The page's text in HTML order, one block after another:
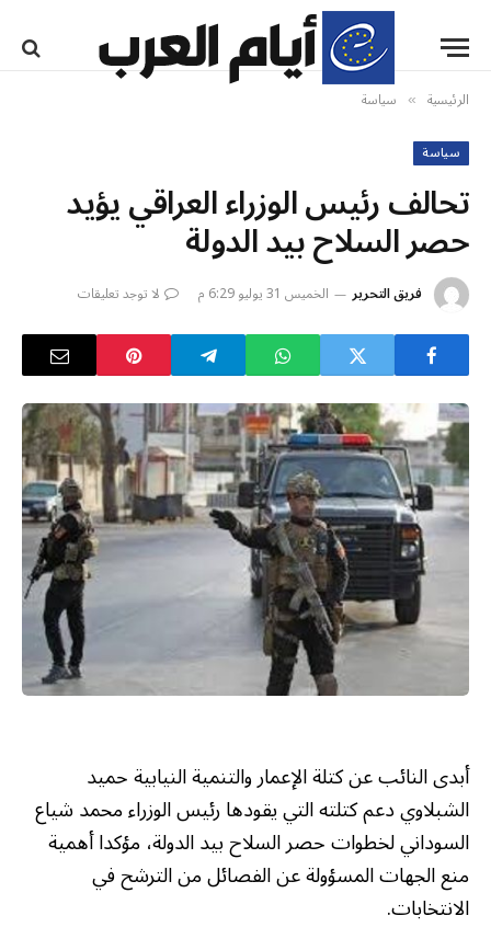
الرئيسية » سياسة
سياسة
تحالف رئيس الوزراء العراقي يؤيد
حصر السلاح بيد الدولة
فريق التحرير الخميس 31 يوليو 6:29 م لا توجد تعليقات
أبدى النائب عن كتلة الإعمار والتنمية النيابية حميد
الشبلاوي دعم كتلته التي يقودها رئيس الوزراء محمد شياع
السوداني لخطوات حصر السلاح بيد الدولة، مؤكدا أهمية
منع الجهات المسؤولة عن الفصائل من الترشح في
الانتخابات.